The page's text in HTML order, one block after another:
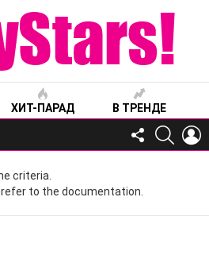
ХИТ-ПАРАД В ТРЕНДЕ
FOLLOW
US
criteria.
to the documentation.